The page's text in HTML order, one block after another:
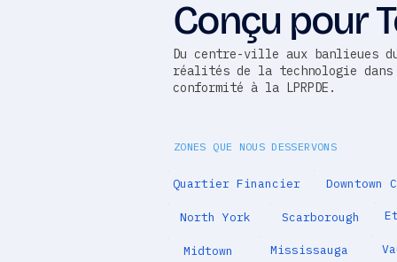
Conçu pour
Du centre-ville aux banlieues
réalités de la technologie
conformité à la LPRPDE.
ZONES QUE NOUS DESSERVONS
Quartier Financier Downtown
North York Scarborough
Midtown Mississauga